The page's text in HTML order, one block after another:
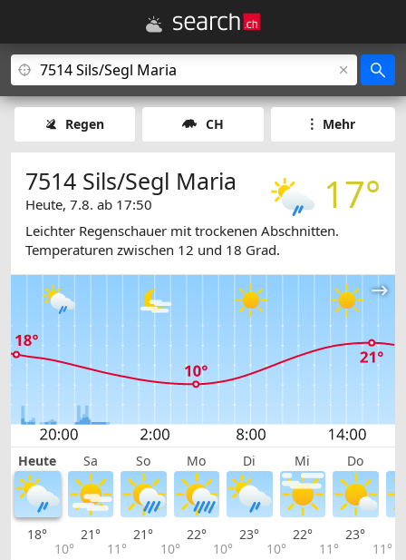
Regen CH Mehr
17°
7514 Sils/Segl Maria
Heute, 7.8. ab 17:50
Leichter Regenschauer mit trockenen Abschnitten.
Temperaturen zwischen 12 und 18 Grad.
Heute Sa So Mo Di Mi Do
18°
10°
21°
11°
21°
10°
22°
10°
23°
10°
22°
11°
23°
11°